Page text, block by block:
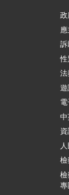
政
訴
性
法
遊
中
資
檢
檢
專